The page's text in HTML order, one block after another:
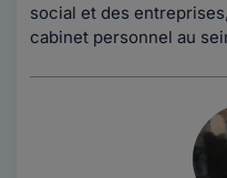
social et des
cabinet personnel au